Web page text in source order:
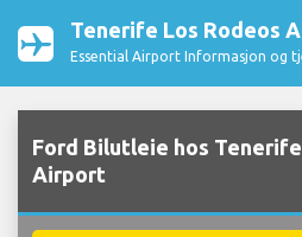
Tenerife Los Rodeos
Essential Airport Informasjon og
Ford Bilutleie hos
Airport